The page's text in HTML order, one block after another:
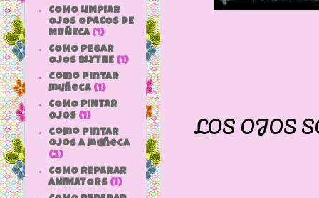
LOS OJOS
COMO LIMPIAR
OJOS OPACOS DE
MUÑECA (1)
COMO PEGAR
OJOS BLYTHE (1)
como pintar
muñeca (1)
COMO PINTAR
OJOS (1)
como pintar
ojos a muñeca
(2)
COMO REPARAR
ANIMATORS (1)